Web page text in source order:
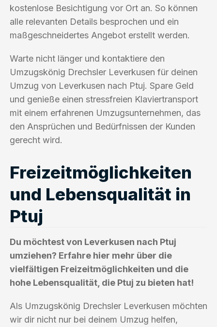
kostenlose Besichtigung vor Ort an. So können
alle relevanten Details besprochen und ein
maßgeschneidertes Angebot erstellt werden.
Warte nicht länger und kontaktiere den
Umzugskönig Drechsler Leverkusen für deinen
Umzug von Leverkusen nach Ptuj. Spare Geld
und genieße einen stressfreien Klaviertransport
mit einem erfahrenen Umzugsunternehmen, das
den Ansprüchen und Bedürfnissen der Kunden
gerecht wird.
Freizeitmöglichkeiten
und Lebensqualität in
Ptuj
Du möchtest von Leverkusen nach Ptuj
umziehen? Erfahre hier mehr über die
vielfältigen Freizeitmöglichkeiten und die
hohe Lebensqualität, die Ptuj zu bieten hat!
Als Umzugskönig Drechsler Leverkusen möchten
wir dir nicht nur bei deinem Umzug helfen,